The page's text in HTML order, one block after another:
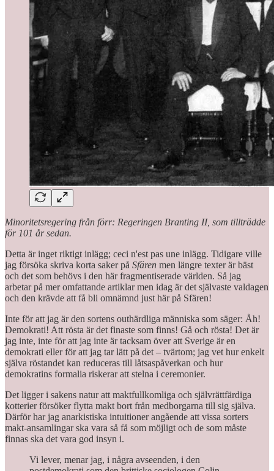
Minoritetsregering från förr: Regeringen Branting II, som tillträdde
för 101 år sedan.
Detta är inget riktigt inlägg; ceci n'est pas une inlägg. Tidigare ville
jag försöka skriva korta saker på Sfären men längre texter är bäst
och det som behövs i den här fragmentiserade världen. Så jag
arbetar på mer omfattande artiklar men idag är det självaste valdagen
och den krävde att få bli omnämnd just här på Sfären!
Inte för att jag är den sortens outhärdliga människa som säger: Åh!
Demokrati! Att rösta är det finaste som finns! Gå och rösta! Det är
jag inte, inte för att jag inte är tacksam över att Sverige är en
demokrati eller för att jag tar lätt på det – tvärtom; jag vet hur enkelt
själva röstandet kan reduceras till låtsaspåverkan och hur
demokratins formalia riskerar att stelna i ceremonier.
Det ligger i sakens natur att maktfullkomliga och självrättfärdiga
kotterier försöker flytta makt bort från medborgarna till sig själva.
Därför har jag anarkistiska intuitioner angående att vissa sorters
makt-ansamlingar ska vara så få som möjligt och de som måste
finnas ska det vara god insyn i.
Vi lever, menar jag, i några avseenden, i den